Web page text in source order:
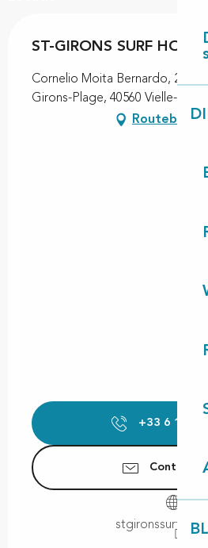
ST-GIRONS SURF HOUSE
Cornelio Moita Bernardo, 202
Girons-Plage, 40560 Vielle-Saint-
+33 6 10 92